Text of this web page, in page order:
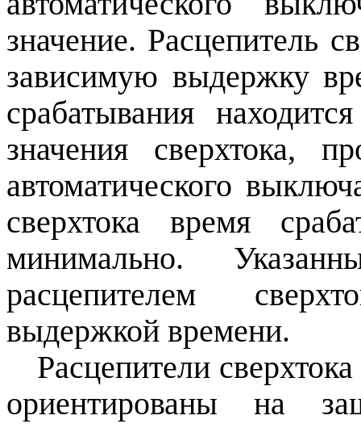
значение. Расцепитель
зависимую выдержку
срабатывания
значения сверхтока,
автоматического
сверхтока время
минимально.
расцепителем
выдержкой времени.
Расцепители
ориентированы на